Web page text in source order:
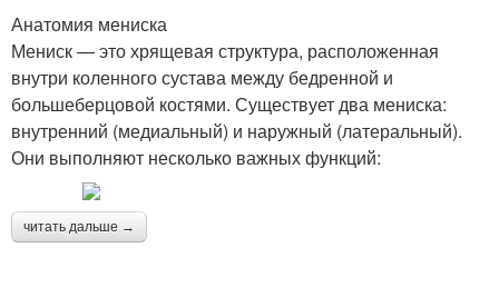
Анатомия мениска
Мениск — это хрящевая структура, расположенная
внутри коленного сустава между бедренной и
большеберцовой костями. Существует два мениска:
внутренний (медиальный) и наружный (латеральный).
Они выполняют несколько важных функций:
читать дальше →